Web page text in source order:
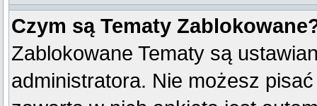
Czym są Tematy
Zablokowane Tematy są
administratora. Nie możesz